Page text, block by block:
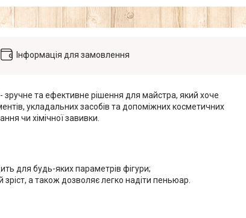
Інформація для замовлення
зручне та ефективне рішення для майстра, який хоче
укладальних засобів та допоміжних косметичних
чи хімічної завивки.
для будь-яких параметрів фігури;
зріст, а також дозволяє легко надіти пеньюар.